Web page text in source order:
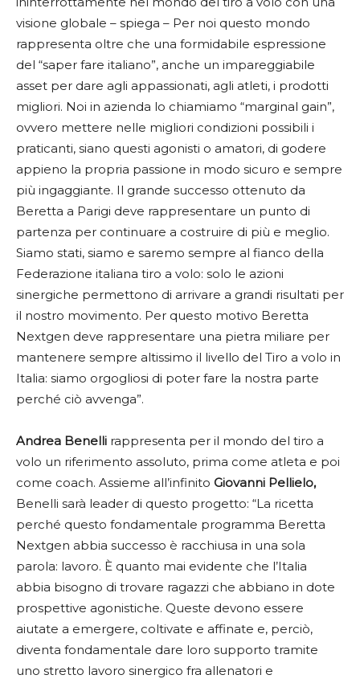
visione globale – spiega – Per noi questo mondo
rappresenta oltre che una formidabile espressione
del “saper fare italiano”, anche un impareggiabile
asset per dare agli appassionati, agli atleti, i prodotti
migliori. Noi in azienda lo chiamiamo “marginal gain”,
ovvero mettere nelle migliori condizioni possibili i
praticanti, siano questi agonisti o amatori, di godere
appieno la propria passione in modo sicuro e sempre
più ingaggiante. Il grande successo ottenuto da
Beretta a Parigi deve rappresentare un punto di
partenza per continuare a costruire di più e meglio.
Siamo stati, siamo e saremo sempre al fianco della
Federazione italiana tiro a volo: solo le azioni
sinergiche permettono di arrivare a grandi risultati per
il nostro movimento. Per questo motivo Beretta
Nextgen deve rappresentare una pietra miliare per
mantenere sempre altissimo il livello del Tiro a volo in
Italia: siamo orgogliosi di poter fare la nostra parte
perché ciò avvenga”.
Andrea Benelli rappresenta per il mondo del tiro a
volo un riferimento assoluto, prima come atleta e poi
come coach. Assieme all’infinito Giovanni Pellielo,
Benelli sarà leader di questo progetto: “La ricetta
perché questo fondamentale programma Beretta
Nextgen abbia successo è racchiusa in una sola
parola: lavoro. È quanto mai evidente che l’Italia
abbia bisogno di trovare ragazzi che abbiano in dote
prospettive agonistiche. Queste devono essere
aiutate a emergere, coltivate e affinate e, perciò,
diventa fondamentale dare loro supporto tramite
uno stretto lavoro sinergico fra allenatori e